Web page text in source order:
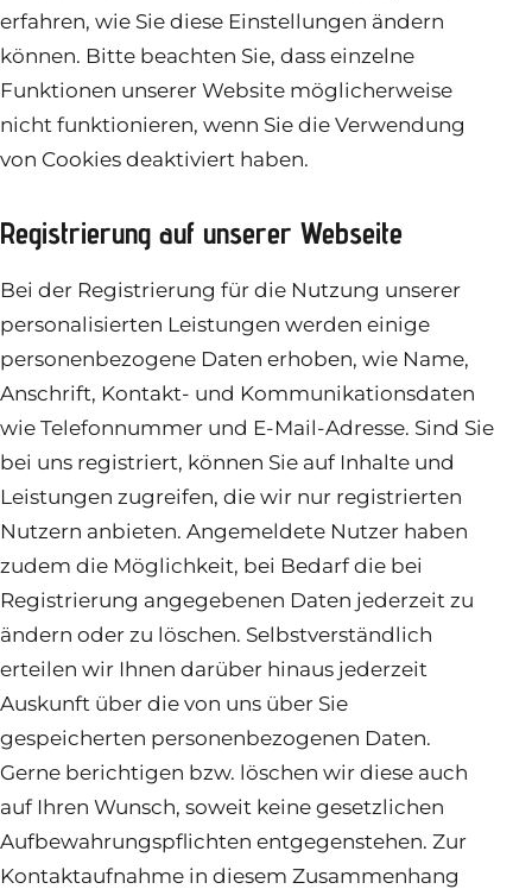
erfahren, wie Sie diese Einstellungen ändern
können. Bitte beachten Sie, dass einzelne
Funktionen unserer Website möglicherweise
nicht funktionieren, wenn Sie die Verwendung
von Cookies deaktiviert haben.
Registrierung auf unserer Webseite
Bei der Registrierung für die Nutzung unserer
personalisierten Leistungen werden einige
personenbezogene Daten erhoben, wie Name,
Anschrift, Kontakt- und Kommunikationsdaten
wie Telefonnummer und E-Mail-Adresse. Sind Sie
bei uns registriert, können Sie auf Inhalte und
Leistungen zugreifen, die wir nur registrierten
Nutzern anbieten. Angemeldete Nutzer haben
zudem die Möglichkeit, bei Bedarf die bei
Registrierung angegebenen Daten jederzeit zu
ändern oder zu löschen. Selbstverständlich
erteilen wir Ihnen darüber hinaus jederzeit
Auskunft über die von uns über Sie
gespeicherten personenbezogenen Daten.
Gerne berichtigen bzw. löschen wir diese auch
auf Ihren Wunsch, soweit keine gesetzlichen
Aufbewahrungspflichten entgegenstehen. Zur
Kontaktaufnahme in diesem Zusammenhang